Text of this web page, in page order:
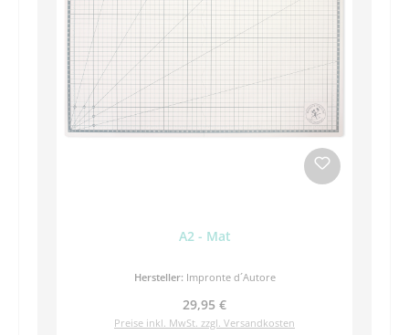
A2 - Mat
Hersteller: Impronte d´Autore
Regulärer Preis:
29,95 €
Preise inkl. MwSt. zzgl. Versandkosten